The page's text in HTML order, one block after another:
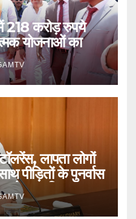
218 करोड़ रुपये
योजनाओं का
लापता लोगों
पीड़ितों के पुनर्वास
प्राथमिकता :